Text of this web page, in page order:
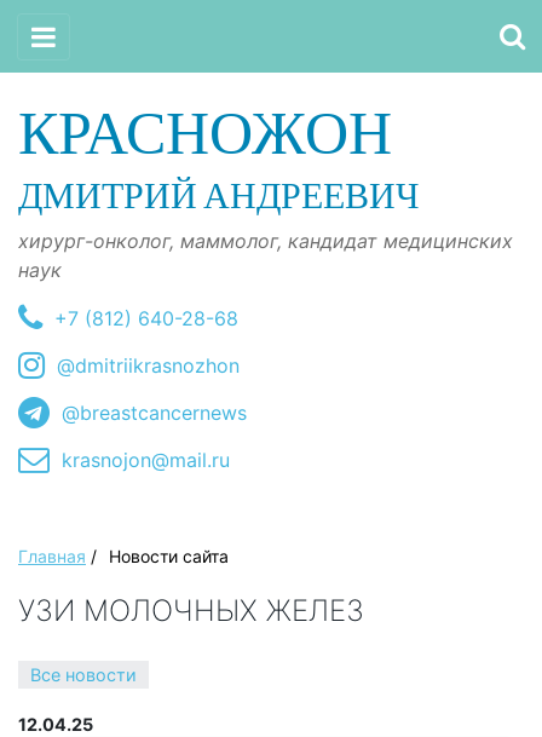
КРАСНОЖОН
ДМИТРИЙ АНДРЕЕВИЧ
хирург-онколог, маммолог, кандидат медицинских
наук
+7 (812) 640-28-68
@dmitriikrasnozhon
@breastcancernews
krasnojon@mail.ru
Главная / Новости сайта
УЗИ МОЛОЧНЫХ ЖЕЛЕЗ
Все новости
12.04.25